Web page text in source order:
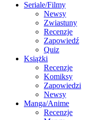
Seriale/Filmy
Newsy
Zwiastuny
Recenzje
Zapowiedź
Quiz
Książki
Recenzje
Komiksy
Zapowiedzi
Newsy
Manga/Anime
Recenzje